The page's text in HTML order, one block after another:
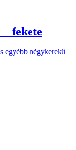
fekete
egyébb négykerekű